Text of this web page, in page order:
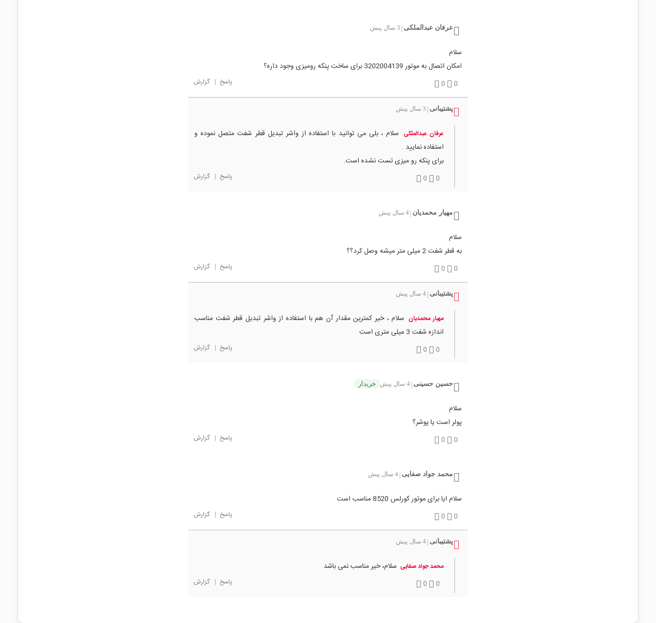
عرفان عبدالملکی | 3 سال پیش
سلام
امکان اتصال به موتور 3202004139 برای ساخت پنکه رومیزی وجود داره؟
0
0 پاسخ | گزارش
پشتیبانی | 3 سال پیش
عرفان عبدالملکی سلام ، بلی می توانید با استفاده از واشر تبدیل قطر شفت متصل نموده و
استفاده نمایید .
برای پنکه رو میزی تست نشده است.
0
0 پاسخ | گزارش
مهیار محمدیان | 4 سال پیش
سلام
به قطر شفت 2 میلی متر میشه وصل کرد؟؟
0
0 پاسخ | گزارش
پشتیبانی | 4 سال پیش
مهیار محمدیان سلام ، خیر کمترین مقدار آن هم با استفاده از واشر تبدیل قطر شفت مناسب
اندازه شفت 3 میلی متری است
0
0 پاسخ | گزارش
حسین حسینی | 4 سال پیش خریدار
سلام
پولر است یا پوشر؟
0
0 پاسخ | گزارش
محمد جواد صفایی | 4 سال پیش
سلام ایا برای موتور کورلس 8520 مناسب است
0
0 پاسخ | گزارش
پشتیبانی | 4 سال پیش
محمد جواد صفایی سلام، خیر مناسب نمی باشد
0
0 پاسخ | گزارش